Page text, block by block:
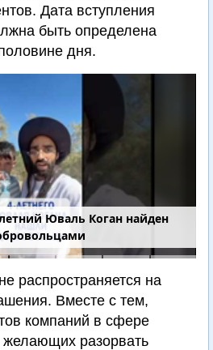
Дата вступления
быть определена
дня.
Юваль Коган найден
распространяется на
Вместе с тем,
компаний в сфере
желающих разорвать